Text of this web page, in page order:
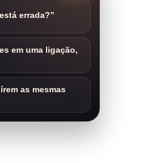
errada?”
em uma ligação,
as mesmas